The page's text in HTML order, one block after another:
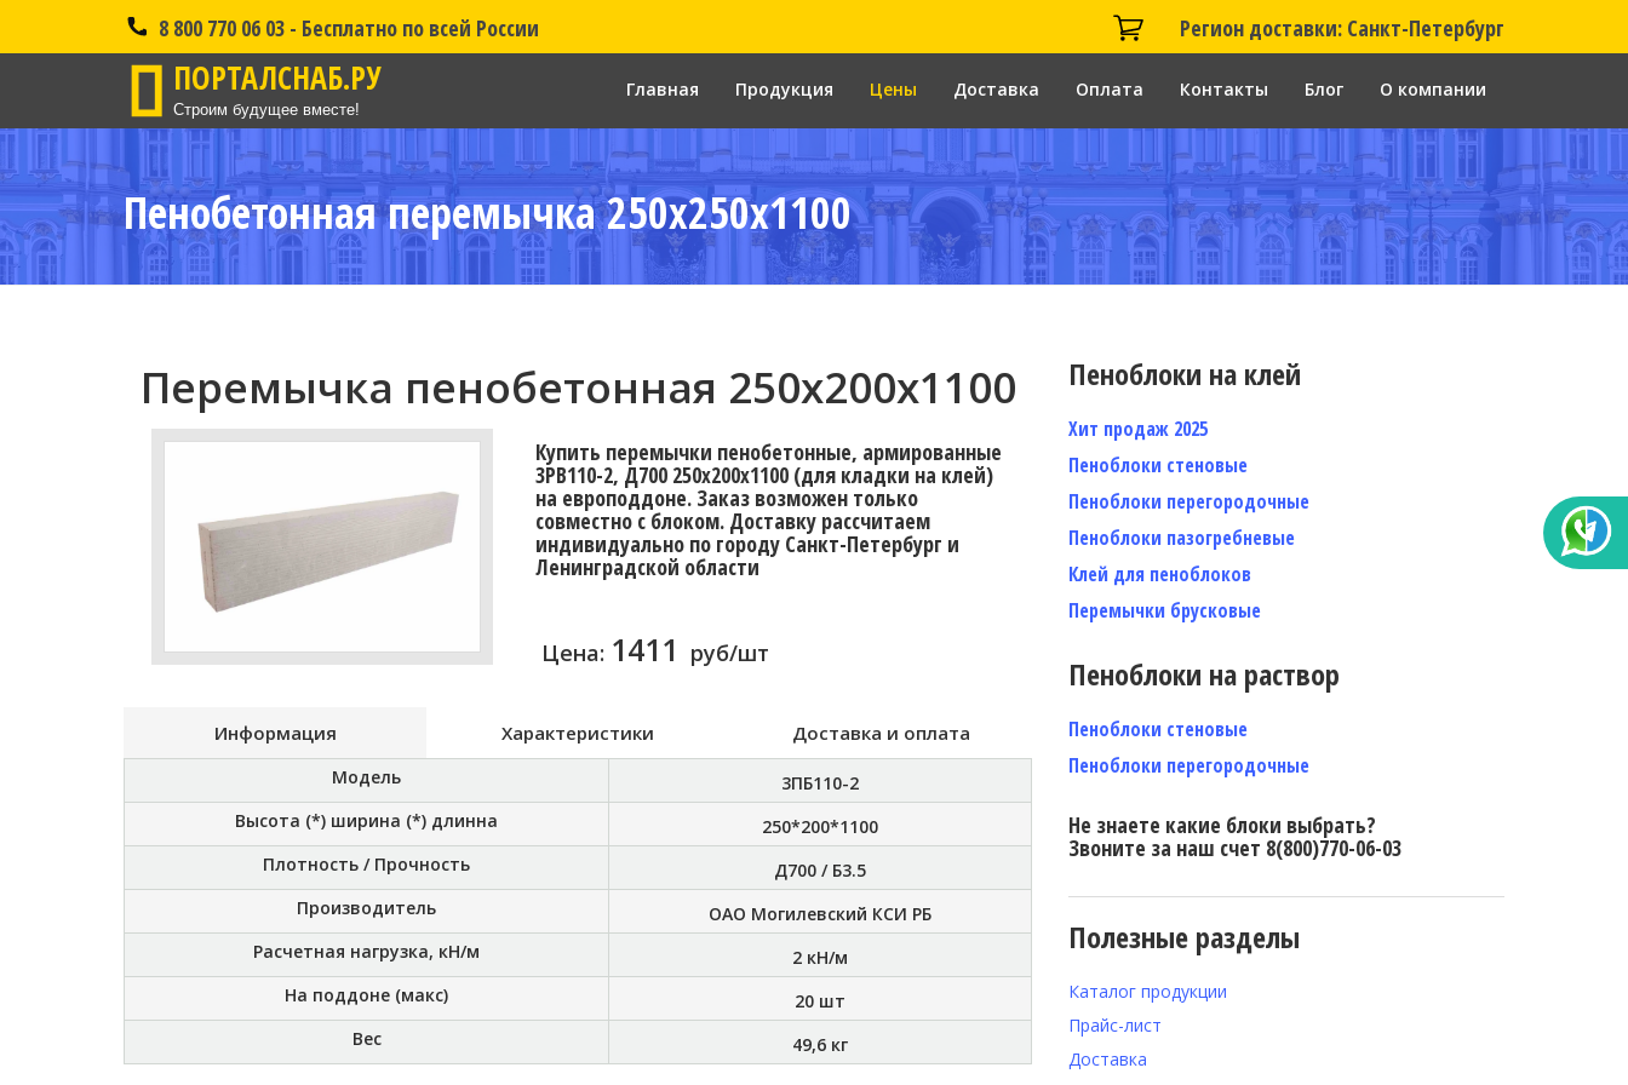
8 800 770 06 03 - Бесплатно по всей России Регион доставки: Санкт-Петербург
ПОРТАЛСНАБ.РУ
Строим будущее вместе!
Главная Продукция Цены Доставка Оплата Контакты Блог О компании
Пенобетонная перемычка 250x250x1100
Перемычка пенобетонная 250х200х1100
Купить перемычки пенобетонные, армированные
3PB110-2, Д700 250х200х1100 (для кладки на клей)
на европоддоне. Заказ возможен только
совместно с блоком. Доставку рассчитаем
индивидуально по городу Санкт-Петербург и
Ленинградской области
Цена: 1411 руб/шт
Информация Характеристики Доставка и оплата
Модель
3ПБ110-2
Высота (*) ширина (*) длинна
250*200*1100
Плотность / Прочность
Д700 / Б3.5
Производитель
ОАО Могилевский КСИ РБ
Расчетная нагрузка, кН/м
2 кН/м
На поддоне (макс)
20 шт
Вес
49,6 кг
Пеноблоки на клей
Хит продаж 2025
Пеноблоки стеновые
Пеноблоки перегородочные
Пеноблоки пазогребневые
Клей для пеноблоков
Перемычки брусковые
Пеноблоки на раствор
Пеноблоки стеновые
Пеноблоки перегородочные
Не знаете какие блоки выбрать?
Звоните за наш счет 8(800)770-06-03
Полезные разделы
Каталог продукции
Прайс-лист
Доставка